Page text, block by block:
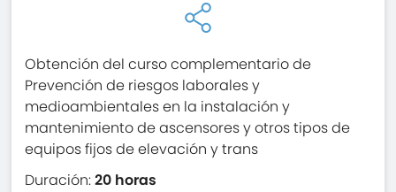
Obtención del curso complementario de
Prevención de riesgos laborales y
medioambientales en la instalación y
mantenimiento de ascensores y otros tipos de
equipos fijos de elevación y trans
Duración:20 horas